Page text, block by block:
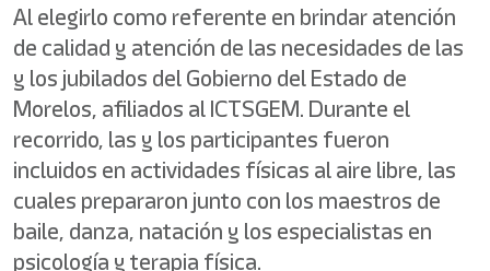
Al elegirlo como referente en brindar atención
de calidad y atención de las necesidades de las
y los jubilados del Gobierno del Estado de
Morelos, afiliados al ICTSGEM. Durante el
recorrido, las y los participantes fueron
incluidos en actividades físicas al aire libre, las
cuales prepararon junto con los maestros de
baile, danza, natación y los especialistas en
psicología y terapia física.